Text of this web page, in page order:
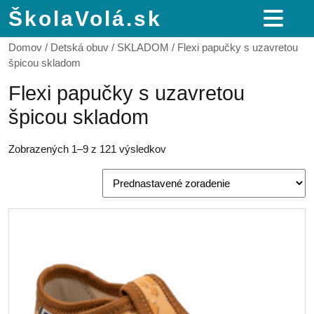
ŠkolaVolá.sk
Domov / Detská obuv / SKLADOM / Flexi papučky s uzavretou
špicou skladom
Flexi papučky s uzavretou
špicou skladom
Zobrazených 1–9 z 121 výsledkov